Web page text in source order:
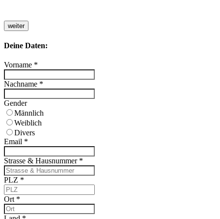
weiter
Deine Daten:
Vorname *
Nachname *
Gender
Männlich
Weiblich
Divers
Email *
Strasse & Hausnummer *
PLZ *
Ort *